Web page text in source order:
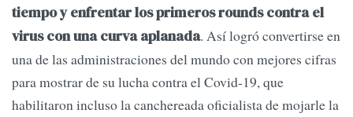
tiempo y enfrentar los primeros rounds contra el
virus con una curva aplanada. Así logró convertirse en
una de las administraciones del mundo con mejores cifras
para mostrar de su lucha contra el Covid-19, que
habilitaron incluso la canchereada oficialista de mojarle la